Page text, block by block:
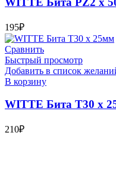
195₽
Сравнить
Быстрый просмотр
Добавить в список
В корзину
WITTE Бита T30 х
210₽